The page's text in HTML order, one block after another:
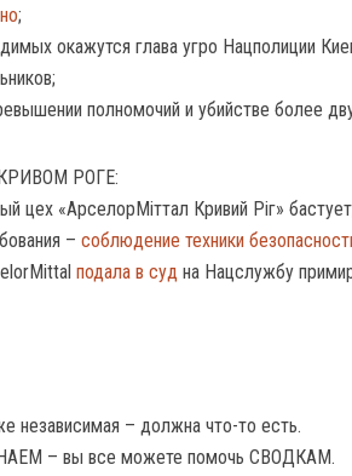
;
окажутся глава угро Нацполиции
полномочий и убийстве более
РОГЕ:
цех «АрселорМіттал Кривий Ріг»
– соблюдение техники
подала в суд на Нацслужбу
независимая – должна что-то есть.
– вы все можете помочь СВОДКАМ.